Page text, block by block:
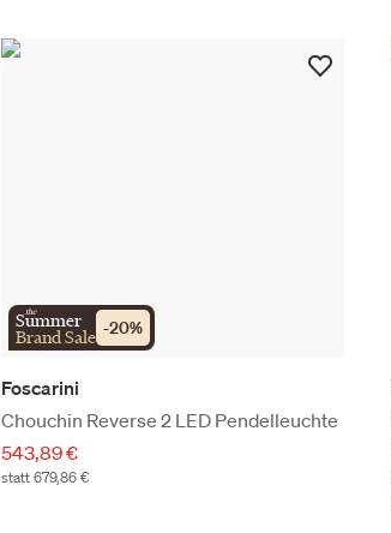
the
Summer
Brand Sale -20%
Foscarini
Chouchin Reverse 2 LED Pendelleuchte
543,89 €
statt 679,86 €